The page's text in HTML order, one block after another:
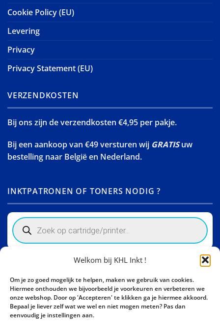
Welkom bij KHL Inkt !
Om je zo goed mogelijk te helpen, maken we gebruik van cookies.
Hiermee onthouden we bijvoorbeeld je voorkeuren en verbeteren we
onze webshop. Door op 'Accepteren' te klikken ga je hiermee akkoord.
Bepaal je liever zelf wat we wel en niet mogen meten? Pas dan
eenvoudig je instellingen aan.
Cookie Policy (EU)
Levering
Privacy
Privacy Statement (EU)
VERZENDKOSTEN
Bij ons zijn de verzendkosten €4,95 per pakje.
Bij een aankoop van €49 versturen wij GRATISuw
bestelling naar België en Nederland.
INKTPATRONEN OF TONERS NODIG ?
Products
search
Activity Invest BV - KHL, Kempische Steenweg 274
3500 Hasselt - België BE0862447190
Bel ons nu:+32 11 261499